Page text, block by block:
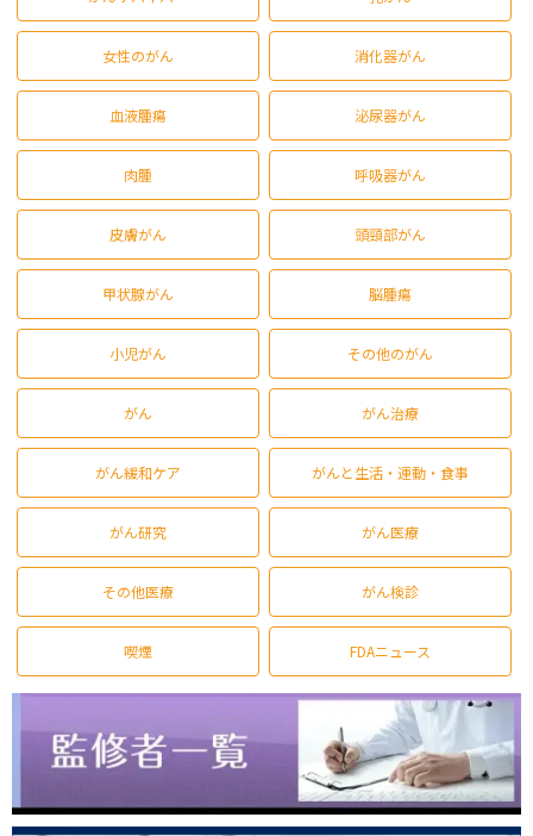
女性のがん 消化器がん
血液腫瘍 泌尿器がん
肉腫 呼吸器がん
皮膚がん 頭頸部がん
甲状腺がん 脳腫瘍
小児がん その他のがん
がん がん治療
がん緩和ケア がんと生活・運動・食事
がん研究 がん医療
その他医療 がん検診
喫煙 FDAニュース